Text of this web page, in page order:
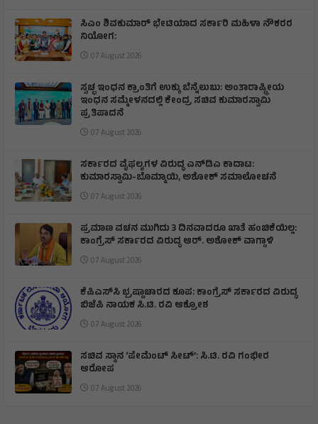
ಸಿಎಂ ಶಿವಕುಮಾರ್‌ ಭೇಟಿಯಾದ ಸರ್ಕಾರಿ ಮಹಿಳಾ ನೌಕರರ
ನಿಯೋಗ:
07 August 2026
ಸ್ವಚ್ಛ ಇಂಧನ ಕ್ರಾಂತಿಗೆ ಉಕ್ಕು ಬೆನ್ನೆಲುಬು: ಅಂತಾರಾಷ್ಟ್ರೀಯ
ಇಂಧನ ಸಮ್ಮೇಳನದಲ್ಲಿ ಕೇಂದ್ರ ಸಚಿವ ಕುಮಾರಸ್ವಾಮಿ
ಪ್ರತಿಪಾದನೆ
07 August 2026
ಸರ್ಕಾರದ ವೈಫಲ್ಯಗಳ ವಿರುದ್ಧ ಎನ್‌ಡಿಎ ಕಾದಾಟ:
ಕುಮಾರಸ್ವಾಮಿ-ಬೊಮ್ಮಾಯಿ, ಅಶೋಕ್ ಸಮಾಲೋಚನೆ
07 August 2026
ಪ್ರಮಾಣ ವಚನ ಮುಗಿದು 3 ದಿನವಾದರೂ ಖಾತೆ ಹಂಚಿಕೆಯಿಲ್ಲ:
ಕಾಂಗ್ರೆಸ್ ಸರ್ಕಾರದ ವಿರುದ್ಧ ಆರ್‌. ಅಶೋಕ್ ವಾಗ್ದಾಳಿ
07 August 2026
ಕೆಪಿಎಸ್‌ಸಿ ಭ್ರಷ್ಟಾಚಾರದ ಕೂಪ: ಕಾಂಗ್ರೆಸ್ ಸರ್ಕಾರದ ವಿರುದ್ಧ
ಬಿಜೆಪಿ ನಾಯಕ ಸಿ.ಟಿ. ರವಿ ಆಕ್ರೋಶ
07 August 2026
ಸಚಿವ ಸ್ಥಾನ ‘ಪೇಮೆಂಟ್ ಸೀಟ್’: ಸಿ.ಟಿ. ರವಿ ಗಂಭೀರ
ಆರೋಪ
07 August 2026